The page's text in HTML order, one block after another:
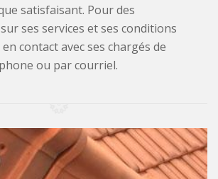
satisfaisant. Pour des
ses services et ses conditions
contact avec ses chargés de
ou par courriel.